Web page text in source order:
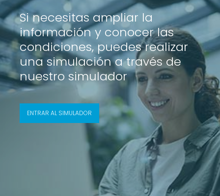
Si necesitas ampliar la
información y conocer las
condiciones, puedes realizar
una simulación a través de
nuestro simulador
ENTRAR AL SIMULADOR